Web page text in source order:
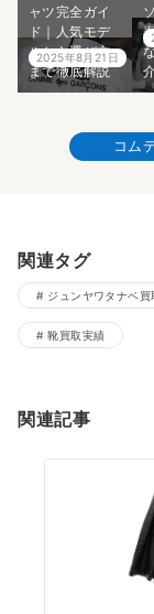
ャツ完全ガイ
ド｜人気モデ
ルから選び方
まで徹底解説
2025年8月21日
コム
関連タグ
ジュンヤワタナベ買
靴買取実績
関連記事